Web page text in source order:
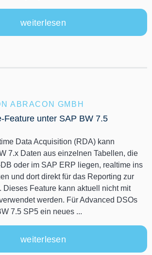
weiterlesen
ABRACON GMBH
Feature unter SAP BW 7.5
Data Acquisition (RDA) kann
7.x Daten aus einzelnen Tabellen, die
oder im SAP ERP liegen, realtime ins
und dort direkt für das Reporting zur
Dieses Feature kann aktuell nicht mit
werden. Für Advanced DSOs
7.5 SP5 ein neues ...
weiterlesen